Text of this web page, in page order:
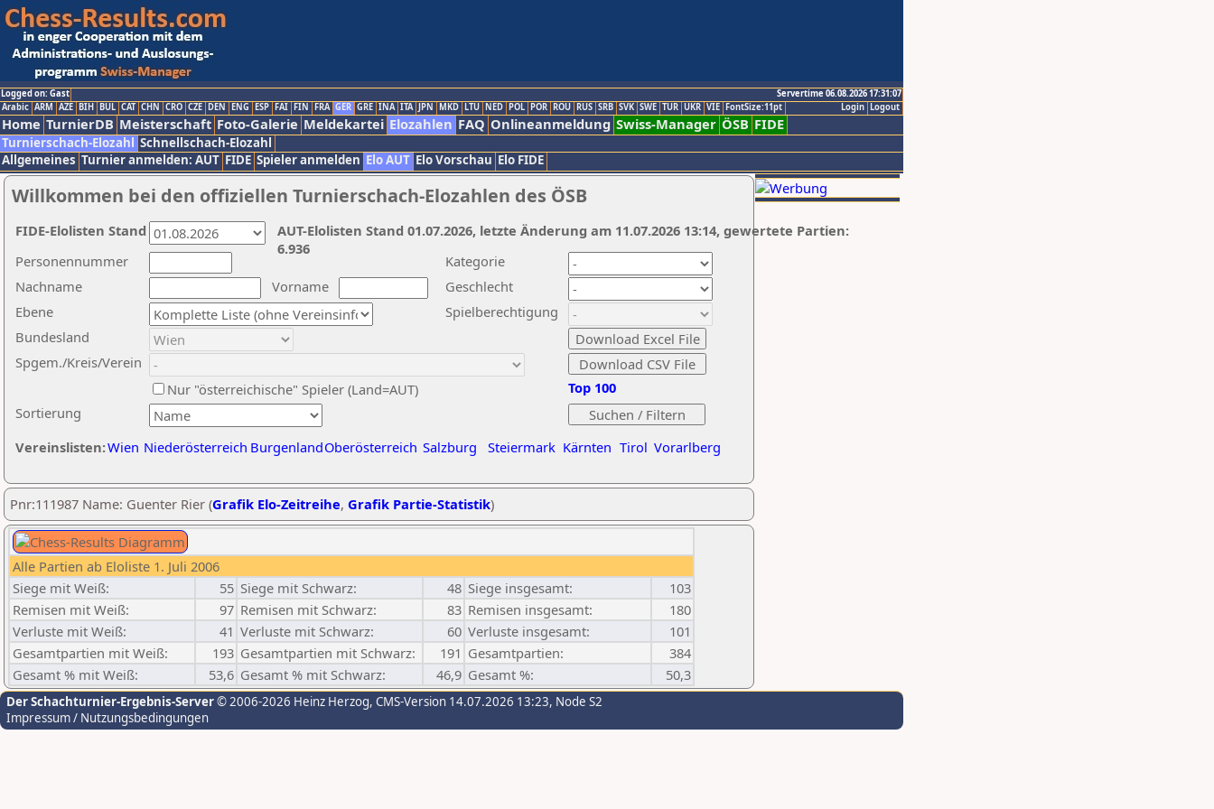
Logged on: Gast
Servertime 06.08.2026 17:31:07
Logout
Login
Arabic ARM AZE BIH BUL CAT CHN CRO CZE DEN ENG ESP FAI FIN FRA GER GRE INA ITA JPN MKD LTU NED POL POR ROU RUS SRB SVK SWE TUR UKR VIE FontSize:11pt
Home TurnierDB Meisterschaft Foto-Galerie Meldekartei Elozahlen FAQ Onlineanmeldung Swiss-Manager ÖSB FIDE
Turnierschach-Elozahl Schnellschach-Elozahl
Allgemeines Turnier anmelden: AUT FIDE Spieler anmelden Elo AUT Elo Vorschau Elo FIDE
Willkommen bei den offiziellen Turnierschach-Elozahlen des ÖSB
Nachname
Vorname
Ebene
Kategorie
Sortierung
Personennummer
Bundesland
Spgem./Kreis/Verein
Geschlecht
Nur "österreichische" Spieler (Land=AUT)
Spielberechtigung
Vereinslisten:Wien Niederösterreich BurgenlandOberösterreich Salzburg Steiermark Kärnten Tirol Vorarlberg
Top 100
AUT-Elolisten Stand 01.07.2026, letzte Änderung am 11.07.2026 13:14, gewertete Partien:
6.936
FIDE-Elolisten Stand
Pnr:111987 Name: Guenter Rier (Grafik Elo-Zeitreihe, Grafik Partie-Statistik)
Alle Partien ab Eloliste 1. Juli 2006
Siege mit Weiß:
55 Siege mit Schwarz: 48 Siege insgesamt:
103
Remisen mit Weiß:
97 Remisen mit Schwarz: 83 Remisen insgesamt:
180
Verluste mit Weiß:
41 Verluste mit Schwarz: 60 Verluste insgesamt:
101
Gesamtpartien mit Weiß:
193 Gesamtpartien mit Schwarz: 191 Gesamtpartien:
384
Gesamt % mit Weiß:
53,6 Gesamt % mit Schwarz: 46,9 Gesamt %: 50,3
Der Schachturnier-Ergebnis-Server© 2006-2026 Heinz Herzog, CMS-Version 14.07.2026 13:23, Node S2
Impressum / Nutzungsbedingungen